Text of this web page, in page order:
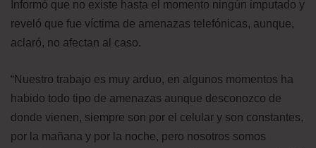
Informó que no existe hasta el momento ningún imputado y
reveló que fue víctima de amenazas telefónicas, aunque,
aclaró, no afectan al caso.
“Nuestro trabajo es muy arduo, en algunos momentos ha
habido todo tipo de amenazas aunque desconozco de
donde vienen, siempre son por el celular y son constantes,
por la mañana y por la noche, pero nosotros somos